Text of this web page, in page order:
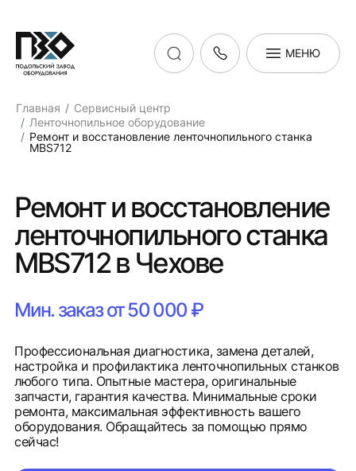
МЕНЮ
Главная
Сервисный центр
Ленточнопильное оборудование
Ремонт и восстановление ленточнопильного станка
MBS712
Ремонт и восстановление
ленточнопильного станка
MBS712 в Чехове
Мин. заказ от 50 000 ₽
Профессиональная диагностика, замена деталей,
настройка и профилактика ленточнопильных станков
любого типа. Опытные мастера, оригинальные
запчасти, гарантия качества. Минимальные сроки
ремонта, максимальная эффективность вашего
оборудования. Обращайтесь за помощью прямо
сейчас!